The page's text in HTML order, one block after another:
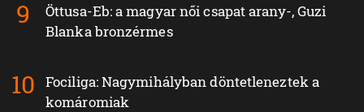
Öttusa-Eb: a magyar női csapat arany-, Guzi
Blanka bronzérmes
Fociliga: Nagymihályban döntetleneztek a
komáromiak